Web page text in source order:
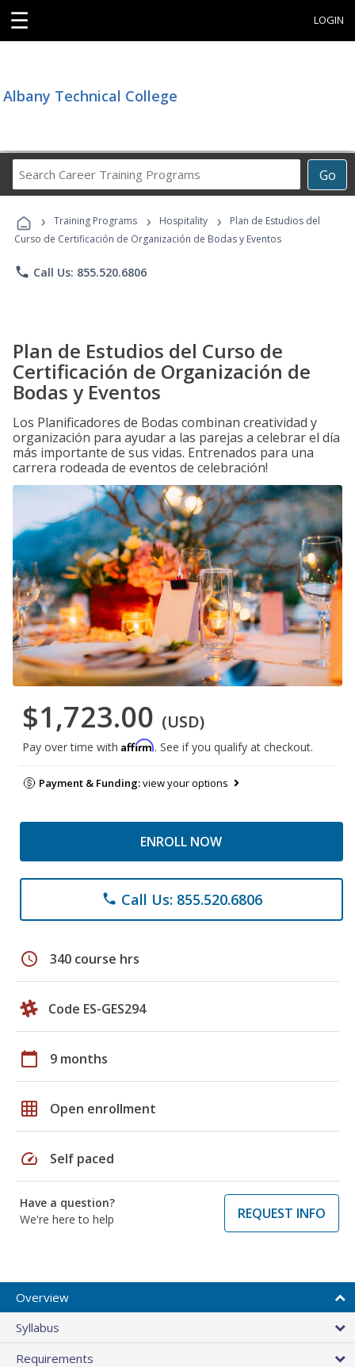
☰ LOGIN
Albany Technical College
Go
Career
Programs
› Training Programs › Hospitality ›
Plan de Estudios del
Curso de Certificación de Organización de Bodas y Eventos
phone Call Us: 855.520.6806
Plan de Estudios del Curso de
Certificación de Organización de
Bodas y Eventos
Los Planificadores de Bodas combinan creatividad y
organización para ayudar a las parejas a celebrar el día
más importante de sus vidas. Entrenados para una
carrera rodeada de eventos de celebración!
$1,723.00 (USD)
Pay over time with Affirm. See if you qualify at checkout.
Payment & Funding:view your options
ENROLL NOW
phone Call Us: 855.520.6806
schedule 340 course hrs
Code ES-GES294
calendar_today 9 months
grid_on Open enrollment
speed Self paced
Have a question?
We're here to help
REQUEST INFO
Overview
Syllabus
Requirements